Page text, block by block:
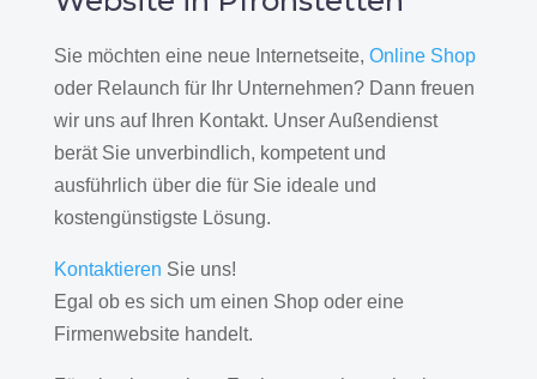
Sie möchten eine neue Internetseite, Online Shop
oder Relaunch für Ihr Unternehmen? Dann freuen
wir uns auf Ihren Kontakt. Unser Außendienst
berät Sie unverbindlich, kompetent und
ausführlich über die für Sie ideale und
kostengünstigste Lösung.
Kontaktieren Sie uns!
Egal ob es sich um einen Shop oder eine
Firmenwebsite handelt.